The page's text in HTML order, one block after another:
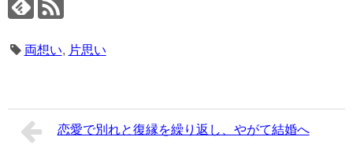
両想い, 片思い
恋愛で別れと復縁を繰り返し、やがて結婚へ